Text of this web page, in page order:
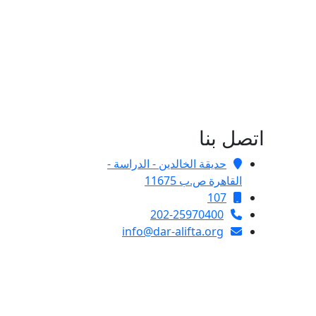
اتصل بنا
حديقة الخالدين - الدراسة -
القاهرة ص.ب 11675
107
202-25970400
info@dar-alifta.org